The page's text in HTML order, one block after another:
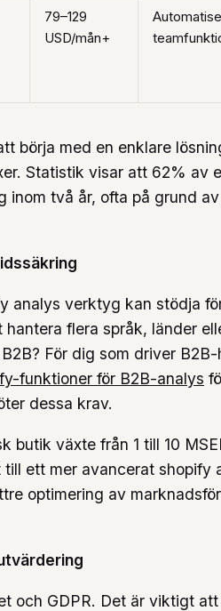
79–129
USD/mån+
börja med en enklare
Statistik visar att 62% av
inom två år, ofta på grund
analys verktyg kan stödja
flera språk, länder
För dig som driver
funktioner för B2B-analys
dessa krav.
butik växte från 1 till 10
ett mer avancerat shopify
optimering av
och GDPR. Det är viktigt